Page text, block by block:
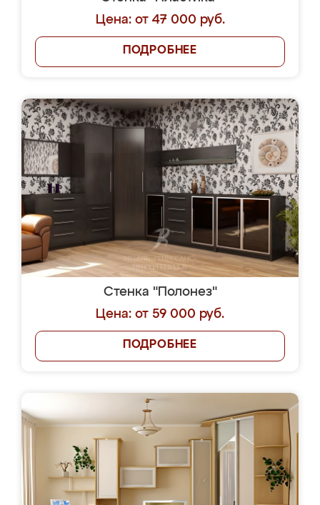
Цена: от 47 000 руб.
ПОДРОБНЕЕ
Стенка "Полонез"
Цена: от 59 000 руб.
ПОДРОБНЕЕ